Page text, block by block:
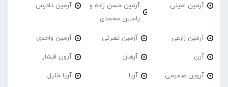
آرمین امینی
آرمین حسن زاده و
یاسین محمدی
آرمین دادرس
آرمین زارعی آرمین نصرتی آرمین واحدی
آرن آرهان آرون افشار
آروین صمیمی آریا آریا خلیل